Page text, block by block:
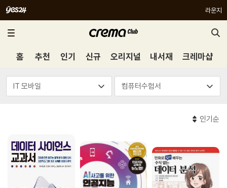
라운지
홈 추천 인기 신규 오리지널 내서재 크레마샵
인기순